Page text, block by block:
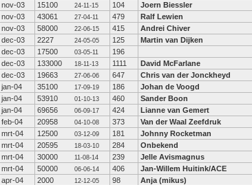
nov-03 15100 24-11-15 104 Joern Biessler
nov-03 43061 27-04-11 479 Ralf Lewien
nov-03 58000 22-06-15 415 Andrei Chiver
dec-03 2227 24-05-05 125 Martin van Dijken
dec-03 17500 03-05-11 196
dec-03 133000 18-11-13 1111 David McFarlane
dec-03 19663 27-06-06 647 Chris van der Jonckheyd
jan-04 35100 17-09-19 186 Johan de Voogd
jan-04 53910 01-10-13 460 Sander Boon
jan-04 69656 06-09-17 424 Lianne van Gemert
feb-04 20958 04-10-08 373 Van der Waal Zeefdruk
mrt-04 12500 03-12-09 181 Johnny Rocketman
mrt-04 20595 18-03-10 284
Onbekend
mrt-04 30000 11-08-14 239 Jelle Avismagnus
mrt-04 50000 06-06-14 406 Jan-Willem Huitink/ACE
apr-04 2000 12-12-05 98 Anja (mikus)